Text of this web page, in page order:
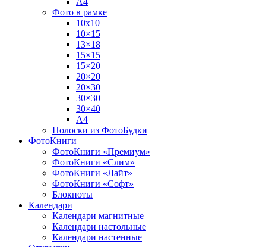
Фото в рамке
10х10
10×15
13×18
15×15
15×20
20×20
20×30
30×30
30×40
A4
Полоски из ФотоБудки
ФотоКниги
ФотоКниги «Премиум»
ФотоКниги «Слим»
ФотоКниги «Лайт»
ФотоКниги «Софт»
Блокноты
Календари
Календари магнитные
Календари настольные
Календари настенные